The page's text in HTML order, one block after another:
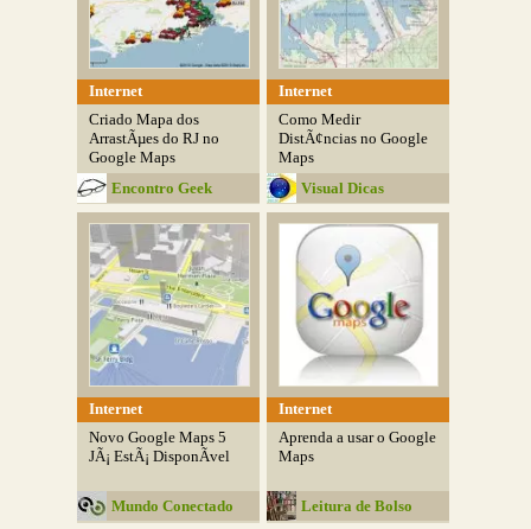
Internet
Criado Mapa dos
ArrastÃµes do RJ no
Google Maps
Encontro Geek
Internet
Como Medir
DistÃ¢ncias no Google
Maps
Visual Dicas
Internet
Novo Google Maps 5
JÃ¡ EstÃ¡ DisponÃ­vel
Mundo Conectado
Internet
Aprenda a usar o Google
Maps
Leitura de Bolso